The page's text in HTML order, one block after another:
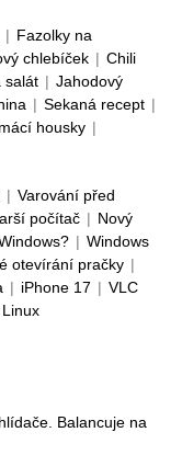
| Fazolky na
chlebíček | Chili
salát | Jahodový
| Sekaná recept |
housky |
| Varování před
počítač | Nový
| Windows
otevírání pračky |
| iPhone 17 | VLC
Balancuje na